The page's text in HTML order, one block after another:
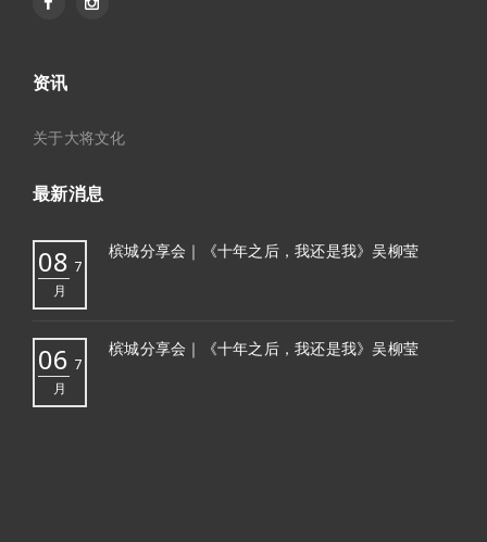
资讯
关于大将文化
最新消息
08 7
月
槟城分享会｜《十年之后，我还是我》吴柳莹
06 7
月
槟城分享会｜《十年之后，我还是我》吴柳莹